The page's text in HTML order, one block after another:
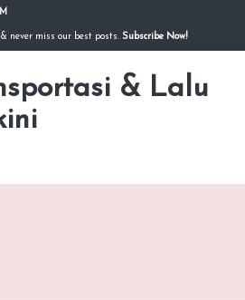
never miss our best posts. Subscribe Now!
& Lalu